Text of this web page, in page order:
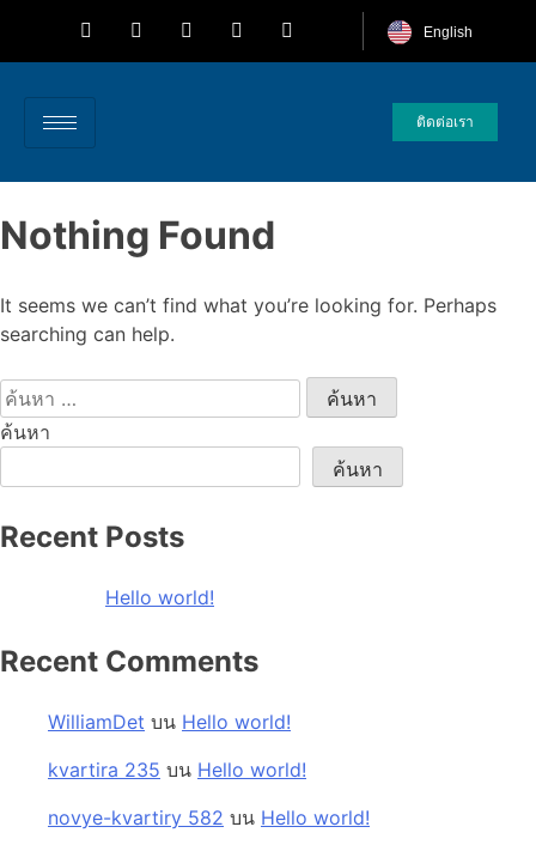
English
ติดต่อเรา
Nothing Found
It seems we can’t find what you’re looking for. Perhaps
searching can help.
ค้นหา
ค้นหา
Recent Posts
Hello world!
Recent Comments
WilliamDet บน Hello world!
kvartira 235 บน Hello world!
novye-kvartiry 582 บน Hello world!